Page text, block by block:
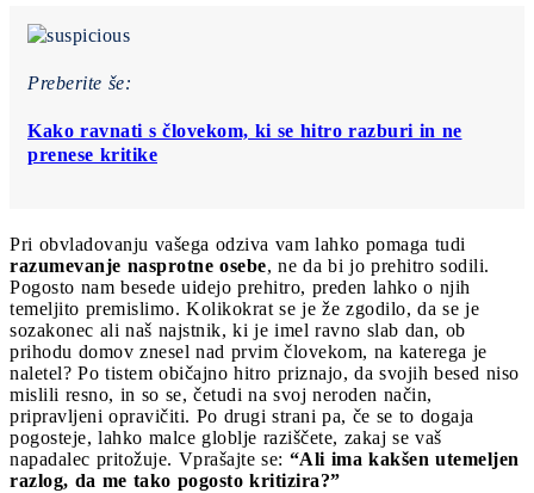
Preberite še:
Kako ravnati s človekom, ki se hitro razburi in ne
prenese kritike
Pri obvladovanju vašega odziva vam lahko pomaga tudi
razumevanje nasprotne osebe, ne da bi jo prehitro sodili.
Pogosto nam besede uidejo prehitro, preden lahko o njih
temeljito premislimo. Kolikokrat se je že zgodilo, da se je
sozakonec ali naš najstnik, ki je imel ravno slab dan, ob
prihodu domov znesel nad prvim človekom, na katerega je
naletel? Po tistem običajno hitro priznajo, da svojih besed niso
mislili resno, in so se, četudi na svoj neroden način,
pripravljeni opravičiti. Po drugi strani pa, če se to dogaja
pogosteje, lahko malce globlje raziščete, zakaj se vaš
napadalec pritožuje. Vprašajte se: “Ali ima kakšen utemeljen
razlog, da me tako pogosto kritizira?”